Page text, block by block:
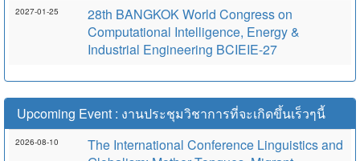
2027-01-25
28th BANGKOK World Congress on
Computational Intelligence, Energy &
Industrial Engineering BCIEIE-27
Upcoming Event : งานประชุมวิชาการที่จะเกิดขึ้นเร็วๆนี้
2026-08-10
The International Conference Linguistics and